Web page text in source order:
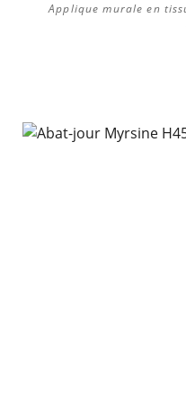
Applique murale en